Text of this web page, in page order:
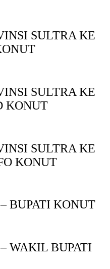
SULTRA KE
SULTRA KE
KONUT
SULTRA KE
KONUT
BUPATI KONUT
WAKIL BUPATI